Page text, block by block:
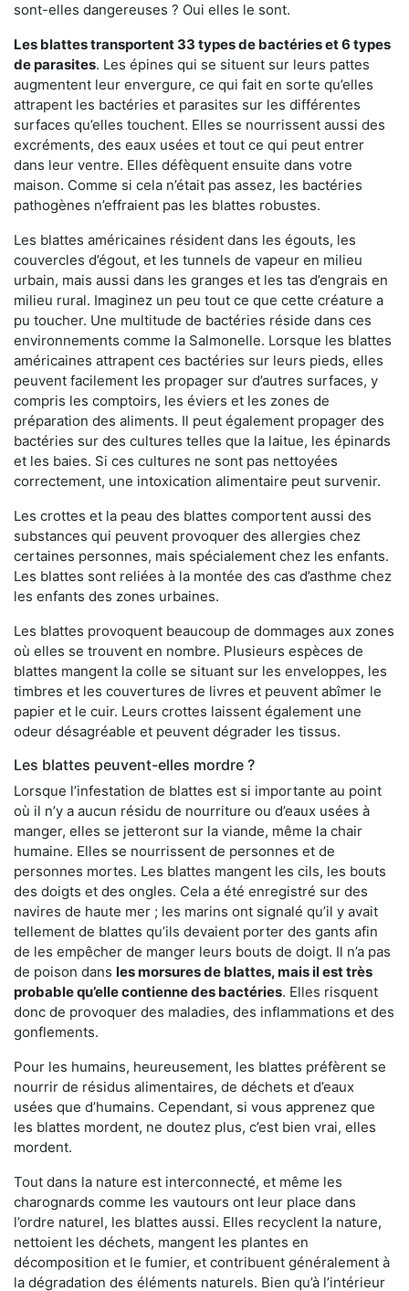
sont-elles dangereuses ? Oui elles le sont.
Les blattes transportent 33 types de bactéries et 6 types
de parasites. Les épines qui se situent sur leurs pattes
augmentent leur envergure, ce qui fait en sorte qu’elles
attrapent les bactéries et parasites sur les différentes
surfaces qu’elles touchent. Elles se nourrissent aussi des
excréments, des eaux usées et tout ce qui peut entrer
dans leur ventre. Elles défèquent ensuite dans votre
maison. Comme si cela n’était pas assez, les bactéries
pathogènes n’effraient pas les blattes robustes.
Les blattes américaines résident dans les égouts, les
couvercles d’égout, et les tunnels de vapeur en milieu
urbain, mais aussi dans les granges et les tas d’engrais en
milieu rural. Imaginez un peu tout ce que cette créature a
pu toucher. Une multitude de bactéries réside dans ces
environnements comme la Salmonelle. Lorsque les blattes
américaines attrapent ces bactéries sur leurs pieds, elles
peuvent facilement les propager sur d’autres surfaces, y
compris les comptoirs, les éviers et les zones de
préparation des aliments. Il peut également propager des
bactéries sur des cultures telles que la laitue, les épinards
et les baies. Si ces cultures ne sont pas nettoyées
correctement, une intoxication alimentaire peut survenir.
Les crottes et la peau des blattes comportent aussi des
substances qui peuvent provoquer des allergies chez
certaines personnes, mais spécialement chez les enfants.
Les blattes sont reliées à la montée des cas d’asthme chez
les enfants des zones urbaines.
Les blattes provoquent beaucoup de dommages aux zones
où elles se trouvent en nombre. Plusieurs espèces de
blattes mangent la colle se situant sur les enveloppes, les
timbres et les couvertures de livres et peuvent abîmer le
papier et le cuir. Leurs crottes laissent également une
odeur désagréable et peuvent dégrader les tissus.
Les blattes peuvent-elles mordre ?
Lorsque l’infestation de blattes est si importante au point
où il n’y a aucun résidu de nourriture ou d’eaux usées à
manger, elles se jetteront sur la viande, même la chair
humaine. Elles se nourrissent de personnes et de
personnes mortes. Les blattes mangent les cils, les bouts
des doigts et des ongles. Cela a été enregistré sur des
navires de haute mer ; les marins ont signalé qu’il y avait
tellement de blattes qu’ils devaient porter des gants afin
de les empêcher de manger leurs bouts de doigt. Il n’a pas
de poison dans les morsures de blattes, mais il est très
probable qu’elle contienne des bactéries. Elles risquent
donc de provoquer des maladies, des inflammations et des
gonflements.
Pour les humains, heureusement, les blattes préfèrent se
nourrir de résidus alimentaires, de déchets et d’eaux
usées que d’humains. Cependant, si vous apprenez que
les blattes mordent, ne doutez plus, c’est bien vrai, elles
mordent.
Tout dans la nature est interconnecté, et même les
charognards comme les vautours ont leur place dans
l’ordre naturel, les blattes aussi. Elles recyclent la nature,
nettoient les déchets, mangent les plantes en
décomposition et le fumier, et contribuent généralement à
la dégradation des éléments naturels. Bien qu’à l’intérieur